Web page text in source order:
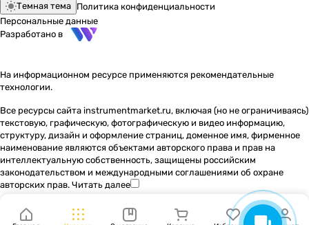
Темная тема Политика конфиденциальности
Персональные данные
Разработано в
На информационном ресурсе применяются рекомендательные
технологии.
Все ресурсы сайта instrumentmarket.ru, включая (но не ограничиваясь)
текстовую, графическую, фотографическую и видео информацию,
структуру, дизайн и оформление страниц, доменное имя, фирменное
наименование являются объектами авторского права и прав на
интеллектуальную собственность, защищены российским
законодательством и международными соглашениями об охране
авторских прав. Читать далее